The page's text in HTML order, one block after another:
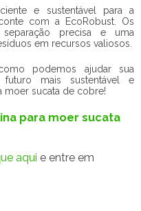
e sustentável para a
com a EcoRobust. Os
precisa e uma
em recursos valiosos.
podemos ajudar sua
mais sustentável e
moer sucata de cobre!
para moer sucata
aqui e entre em